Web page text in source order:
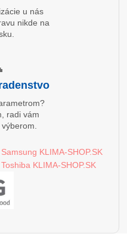
u nás
nikde na
radi vám